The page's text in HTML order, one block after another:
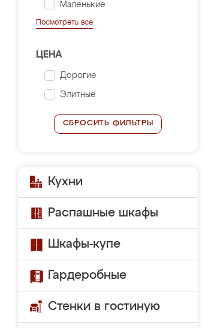
Маленькие
Посмотреть все
ЦЕНА
Дорогие
Элитные
СБРОСИТЬ ФИЛЬТРЫ
Кухни
Распашные шкафы
Шкафы-купе
Гардеробные
Стенки в гостиную